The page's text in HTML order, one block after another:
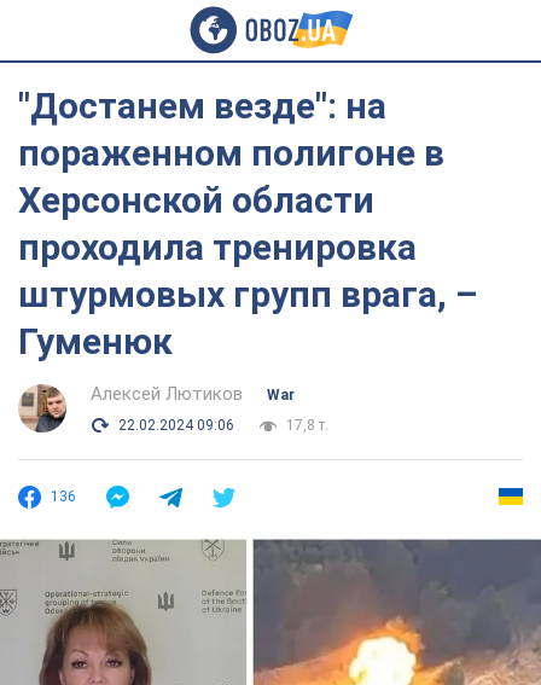
"Достанем везде": на
пораженном полигоне в
Херсонской области
проходила тренировка
штурмовых групп врага, –
Гуменюк
Алексей Лютиков
War
22.02.2024 09:06
17,8 т.
136